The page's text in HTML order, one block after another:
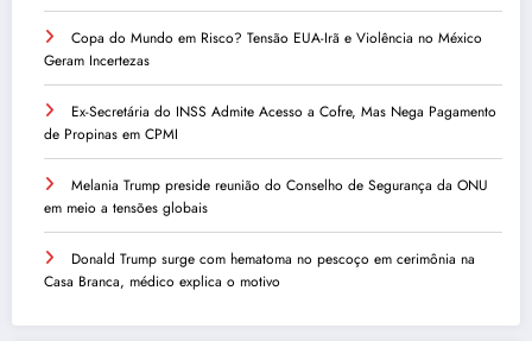
Copa do Mundo em Risco? Tensão EUA-Irã e Violência no México
Geram Incertezas
Ex-Secretária do INSS Admite Acesso a Cofre, Mas Nega Pagamento
de Propinas em CPMI
Melania Trump preside reunião do Conselho de Segurança da ONU
em meio a tensões globais
Donald Trump surge com hematoma no pescoço em cerimônia na
Casa Branca, médico explica o motivo